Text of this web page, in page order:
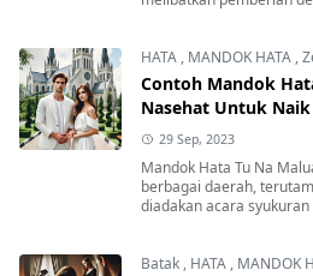
HATA , MANDOK HATA ,
Contoh Mandok
Nasehat Untuk
29 Sep, 2023
Mandok Hata Tu Na
berbagai daerah,
diadakan acara
Batak , HATA , MANDOK